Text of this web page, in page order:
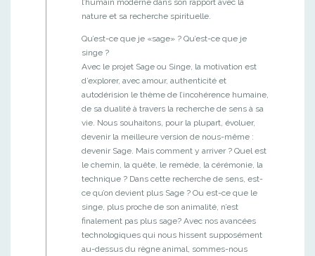
nature et sa recherche spirituelle.
Qu’est-ce que je «sage» ? Qu’est-ce que je
singe ?
Avec le projet Sage ou Singe, la motivation est
d’explorer, avec amour, authenticité et
autodérision le thème de l’incohérence humaine,
de sa dualité à travers la recherche de sens à sa
vie. Nous souhaitons, pour la plupart, évoluer,
devenir la meilleure version de nous-même :
devenir Sage. Mais comment y arriver ? Quel est
le chemin, la quête, le remède, la cérémonie, la
technique ? Dans cette recherche de sens, est-
ce qu’on devient plus Sage ? Ou est-ce que le
singe, plus proche de son animalité, n’est
finalement pas plus sage? Avec nos avancées
technologiques qui nous hissent supposément
au-dessus du règne animal, sommes-nous